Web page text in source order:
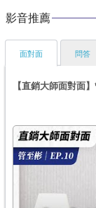
影音推薦
面對面
【直銷大師面對面
問答